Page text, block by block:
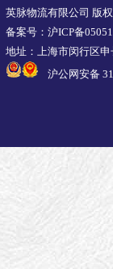
英脉物流有限公司 版
备案号：沪ICP备
地址：上海市闵行区
沪公网安备